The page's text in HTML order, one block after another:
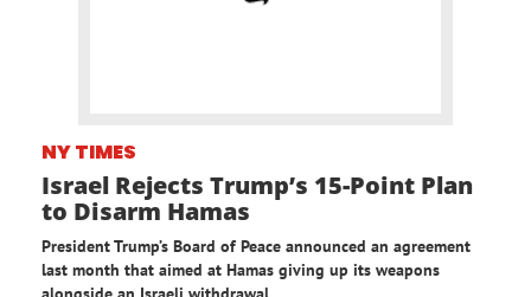
NY TIMES
Israel Rejects Trump’s 15-Point Plan
to Disarm Hamas
President Trump’s Board of Peace announced an agreement
last month that aimed at Hamas giving up its weapons